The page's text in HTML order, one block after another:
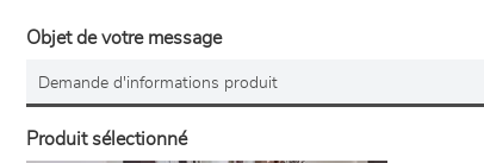
Objet de votre message
Produit sélectionné